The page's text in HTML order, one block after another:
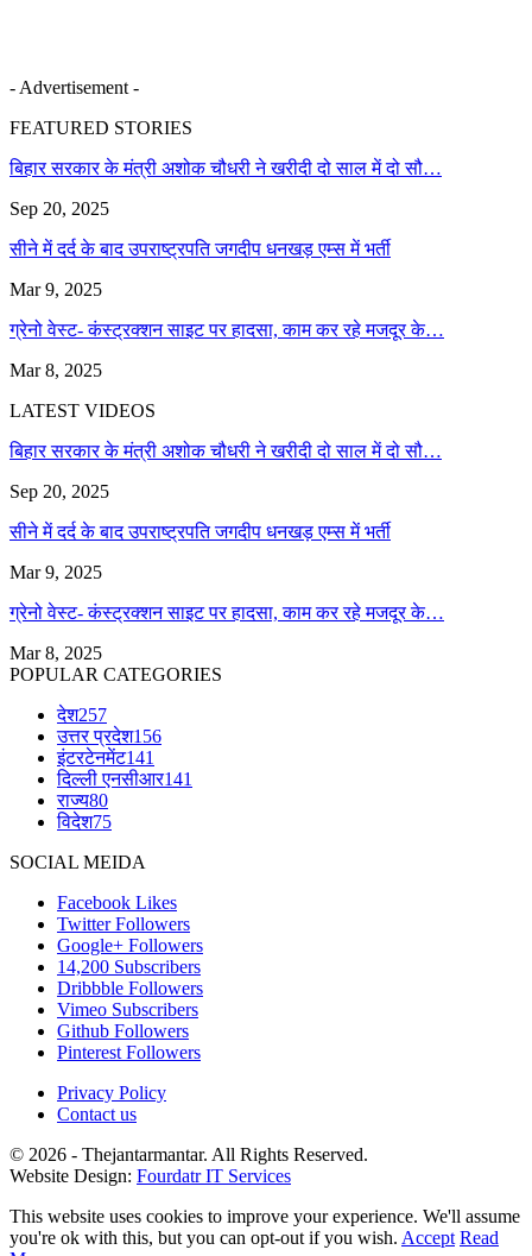
- Advertisement -
FEATURED STORIES
बिहार सरकार के मंत्री अशोक चौधरी ने खरीदी दो साल में दो सौ…
Sep 20, 2025
सीने में दर्द के बाद उपराष्ट्रपति जगदीप धनखड़ एम्स में भर्ती
Mar 9, 2025
ग्रेनो वेस्ट- कंस्ट्रक्शन साइट पर हादसा, काम कर रहे मजदूर के…
Mar 8, 2025
LATEST VIDEOS
बिहार सरकार के मंत्री अशोक चौधरी ने खरीदी दो साल में दो सौ…
Sep 20, 2025
सीने में दर्द के बाद उपराष्ट्रपति जगदीप धनखड़ एम्स में भर्ती
Mar 9, 2025
ग्रेनो वेस्ट- कंस्ट्रक्शन साइट पर हादसा, काम कर रहे मजदूर के…
Mar 8, 2025
POPULAR CATEGORIES
देश257
उत्तर प्रदेश156
इंटरटेनमेंट141
दिल्ली एनसीआर141
राज्य80
विदेश75
SOCIAL MEIDA
Facebook Likes
Twitter Followers
Google+ Followers
14,200 Subscribers
Dribbble Followers
Vimeo Subscribers
Github Followers
Pinterest Followers
Privacy Policy
Contact us
© 2026 - Thejantarmantar. All Rights Reserved.
Website Design: Fourdatr IT Services
This website uses cookies to improve your experience. We'll assume
you're ok with this, but you can opt-out if you wish. Accept Read